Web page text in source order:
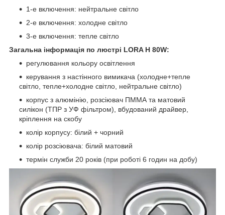
1-е включення: нейтральне світло
2-е включення: холодне світло
3-е включення: тепле світло
Загальна інформація по люстрі LORA H 80W:
регулювання кольору освітлення
керування з настінного вимикача (холодне+тепле
світло, тепле+холодне світло, нейтральне світло)
корпус з алюмінію, розсіювач ПММА та матовий
силікон (ТПР з УФ фільтром), вбудований драйвер,
кріплення на скобу
колір корпусу: білий + чорний
колір розсіювача: білий матовий
термін служби 20 років (при роботі 6 годин на добу)